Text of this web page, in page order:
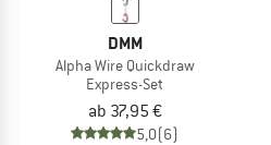
DMM
Alpha Wire Quickdraw
Express-Set
ab 37,95 €
5,0(6)